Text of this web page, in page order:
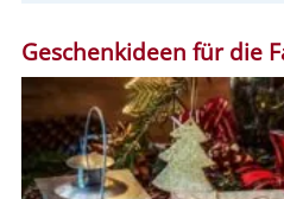
Geschenkideen für die